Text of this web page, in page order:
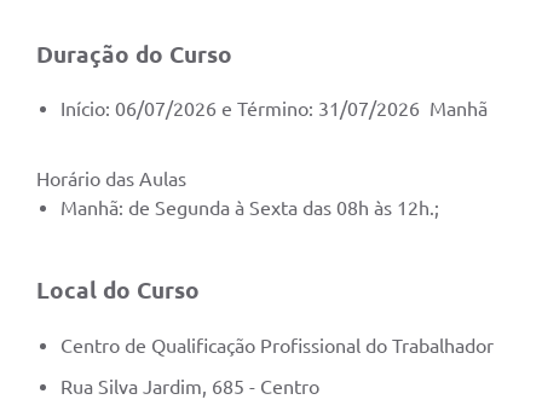
Duração do Curso
Início: 06/07/2026 e Término: 31/07/2026 Manhã
Horário das Aulas
Manhã: de Segunda à Sexta das 08h às 12h.;
Local do Curso
Centro de Qualificação Profissional do Trabalhador
Rua Silva Jardim, 685 - Centro